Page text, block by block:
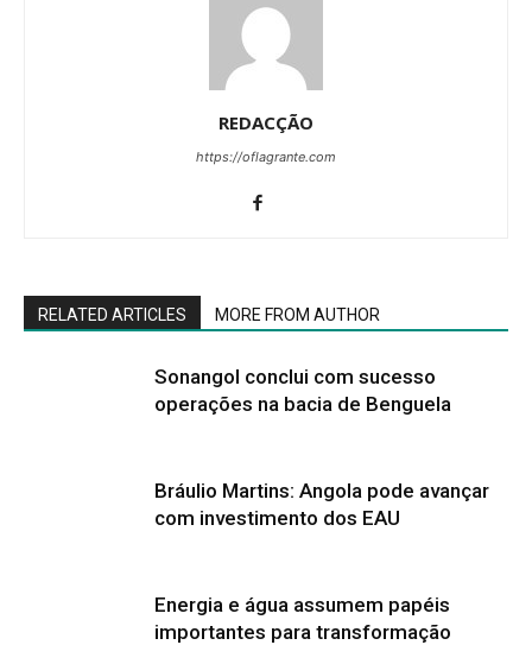
REDACÇÃO
https://oflagrante.com
RELATED ARTICLES MORE FROM AUTHOR
Sonangol conclui com sucesso
operações na bacia de Benguela
Bráulio Martins: Angola pode avançar
com investimento dos EAU
Energia e água assumem papéis
importantes para transformação